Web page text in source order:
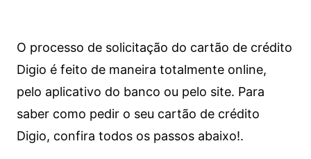
O processo de solicitação do cartão de crédito
Digio é feito de maneira totalmente online,
pelo aplicativo do banco ou pelo site. Para
saber como pedir o seu cartão de crédito
Digio, confira todos os passos abaixo!.